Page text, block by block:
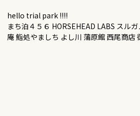
hello trial park !!!!
まち泊４５６ HORSEHEAD LABS スル
庵 鮨処やましち よし川 蒲原館 西尾商店